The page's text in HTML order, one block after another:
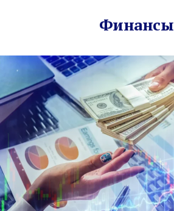
Финансы